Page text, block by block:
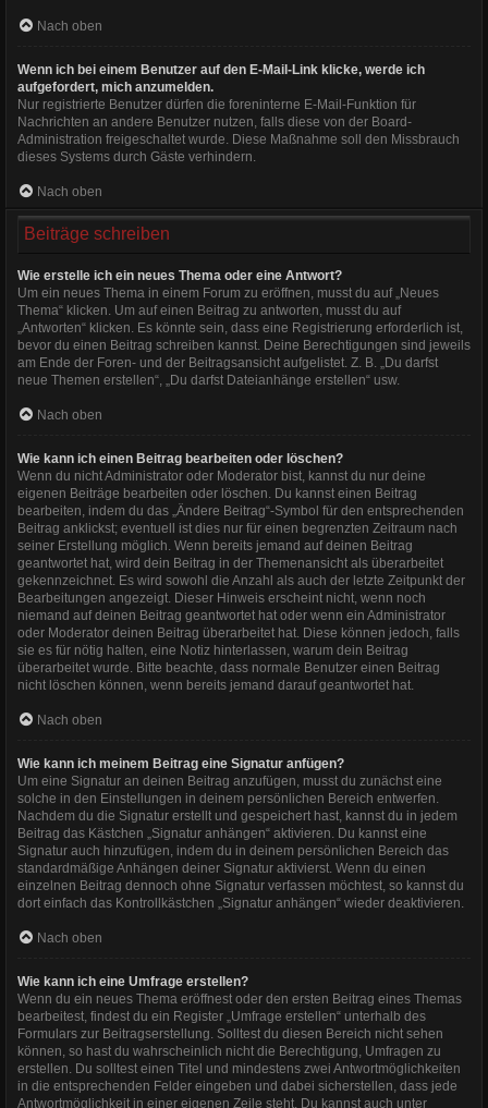
Nach oben
Wenn ich bei einem Benutzer auf den E-Mail-Link klicke, werde ich
aufgefordert, mich anzumelden.
Nur registrierte Benutzer dürfen die foreninterne E-Mail-Funktion für
Nachrichten an andere Benutzer nutzen, falls diese von der Board-
Administration freigeschaltet wurde. Diese Maßnahme soll den Missbrauch
dieses Systems durch Gäste verhindern.
Nach oben
Beiträge schreiben
Wie erstelle ich ein neues Thema oder eine Antwort?
Um ein neues Thema in einem Forum zu eröffnen, musst du auf „Neues
Thema“ klicken. Um auf einen Beitrag zu antworten, musst du auf
„Antworten“ klicken. Es könnte sein, dass eine Registrierung erforderlich ist,
bevor du einen Beitrag schreiben kannst. Deine Berechtigungen sind jeweils
am Ende der Foren- und der Beitragsansicht aufgelistet. Z. B. „Du darfst
neue Themen erstellen“, „Du darfst Dateianhänge erstellen“ usw.
Nach oben
Wie kann ich einen Beitrag bearbeiten oder löschen?
Wenn du nicht Administrator oder Moderator bist, kannst du nur deine
eigenen Beiträge bearbeiten oder löschen. Du kannst einen Beitrag
bearbeiten, indem du das „Ändere Beitrag“-Symbol für den entsprechenden
Beitrag anklickst; eventuell ist dies nur für einen begrenzten Zeitraum nach
seiner Erstellung möglich. Wenn bereits jemand auf deinen Beitrag
geantwortet hat, wird dein Beitrag in der Themenansicht als überarbeitet
gekennzeichnet. Es wird sowohl die Anzahl als auch der letzte Zeitpunkt der
Bearbeitungen angezeigt. Dieser Hinweis erscheint nicht, wenn noch
niemand auf deinen Beitrag geantwortet hat oder wenn ein Administrator
oder Moderator deinen Beitrag überarbeitet hat. Diese können jedoch, falls
sie es für nötig halten, eine Notiz hinterlassen, warum dein Beitrag
überarbeitet wurde. Bitte beachte, dass normale Benutzer einen Beitrag
nicht löschen können, wenn bereits jemand darauf geantwortet hat.
Nach oben
Wie kann ich meinem Beitrag eine Signatur anfügen?
Um eine Signatur an deinen Beitrag anzufügen, musst du zunächst eine
solche in den Einstellungen in deinem persönlichen Bereich entwerfen.
Nachdem du die Signatur erstellt und gespeichert hast, kannst du in jedem
Beitrag das Kästchen „Signatur anhängen“ aktivieren. Du kannst eine
Signatur auch hinzufügen, indem du in deinem persönlichen Bereich das
standardmäßige Anhängen deiner Signatur aktivierst. Wenn du einen
einzelnen Beitrag dennoch ohne Signatur verfassen möchtest, so kannst du
dort einfach das Kontrollkästchen „Signatur anhängen“ wieder deaktivieren.
Nach oben
Wie kann ich eine Umfrage erstellen?
Wenn du ein neues Thema eröffnest oder den ersten Beitrag eines Themas
bearbeitest, findest du ein Register „Umfrage erstellen“ unterhalb des
Formulars zur Beitragserstellung. Solltest du diesen Bereich nicht sehen
können, so hast du wahrscheinlich nicht die Berechtigung, Umfragen zu
erstellen. Du solltest einen Titel und mindestens zwei Antwortmöglichkeiten
in die entsprechenden Felder eingeben und dabei sicherstellen, dass jede
Antwortmöglichkeit in einer eigenen Zeile steht. Du kannst auch unter